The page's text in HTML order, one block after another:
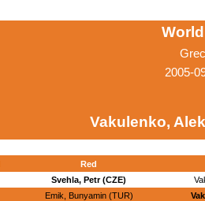
2005-
Vakulenko,
Red
Svehla, Petr (CZE)
Emik, Bunyamin (TUR)